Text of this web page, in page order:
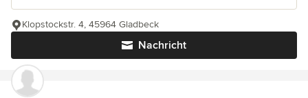
Nachricht
Klopstockstr. 4, 45964 Gladbeck